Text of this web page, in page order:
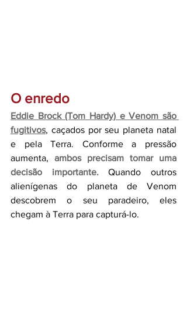
O enredo
Eddie Brock (Tom Hardy) e Venom são
fugitivos, caçados por seu planeta natal
e pela Terra. Conforme a pressão
aumenta, ambos precisam tomar uma
decisão importante.
Quando outros
alienígenas do planeta de Venom
descobrem o seu paradeiro, eles
chegam à Terra para capturá-lo.